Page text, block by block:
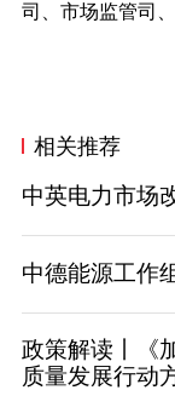
司、市场监管司
相关推荐
中英电力市场
中德能源工作
政策解读丨《
质量发展行动